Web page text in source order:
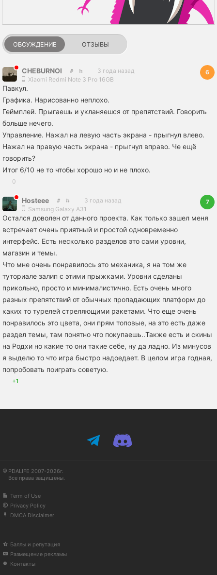
ОБСУЖДЕНИЕ ОТЗЫВЫ
CHEBURNOI
3 года назад
Xiaomi Redmi Note 3 Pro 16GB
6
Павкул.
Графика. Нарисованно неплохо.
Геймплей. Прыгаешь и укланяешся от препятствий. Говорить
больше нечего.
Управление. Нажал на левую часть экрана - прыгнул влево.
Нажал на правую часть экрана - прыгнул вправо. Че ещё
говорить?
Итог 6/10 не то чтобы хорошо но и не плохо.
0
Hosteee
3 года назад
Samsung Galaxy A31
7
Остался доволен от данного проекта. Как только зашел меня
встречает очень приятный и простой одновременно
интерфейс. Есть несколько разделов это сами уровни,
магазин и темы.
Что мне очень понравилось это механика, я на том же
туториале залип с этими прыжками. Уровни сделаны
прикольно, просто и минималистично. Есть очень много
разных препятствий от обычных пропадающих платформ до
каких то турелей стреляющими ракетами. Что еще очень
понравилось это цвета, они прям топовые, на это есть даже
раздел темы, там понятно что покупаешь..Также есть и скины
на Родхи но какие то они такие себе, ну да ладно. Из минусов
я выделю то что игра быстро надоедает. В целом игра годная,
попробовать поиграть советую.
+1
PDALIFE 2007-2026г.
Все права защищены.
Term of Use
Privacy Policy
DMCA Disclaimer
Баллы и репутация
Размещение рекламы
Контакты